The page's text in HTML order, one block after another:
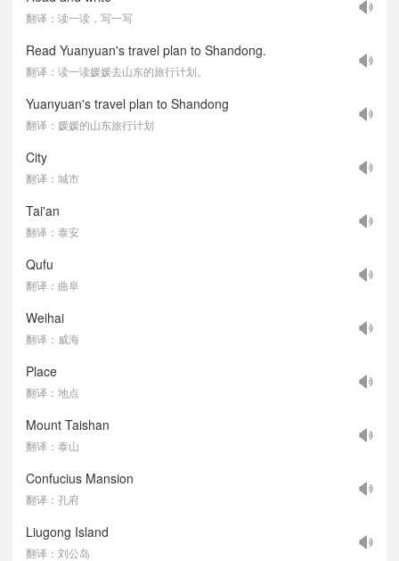
翻译：读一读，写一写
Read Yuanyuan's travel plan to Shandong.
翻译：读一读媛媛去山东的旅行计划。
Yuanyuan's travel plan to Shandong
翻译：媛媛的山东旅行计划
City
翻译：城市
Tai'an
翻译：泰安
Qufu
翻译：曲阜
Weihai
翻译：威海
Place
翻译：地点
Mount Taishan
翻译：泰山
Confucius Mansion
翻译：孔府
Liugong Island
翻译：刘公岛